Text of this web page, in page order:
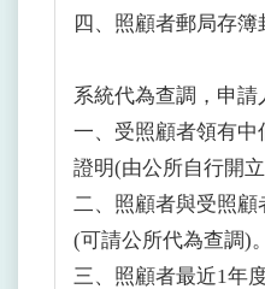
四、照顧者郵局存簿
系統代為查調，申請
一、受照顧者領有中
證明(由公所自行開立
二、照顧者與受照
(可請公所代為查調)。
三、照顧者最近1年